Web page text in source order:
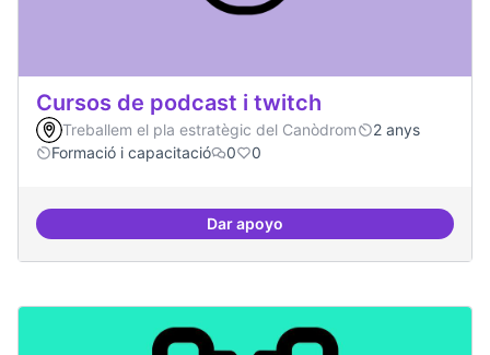
Cursos de podcast i twitch
Treballem el pla estratègic del Canòdrom
2 anys
Formació i capacitació
0 0
Dar apoyoCursos de podcast i twitch